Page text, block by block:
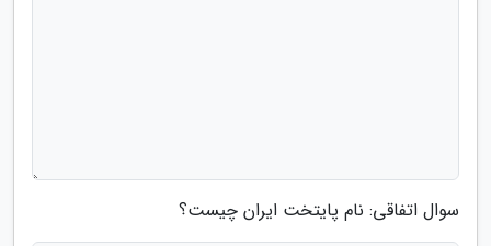
سوال اتفاقی: نام پایتخت ایران چیست؟